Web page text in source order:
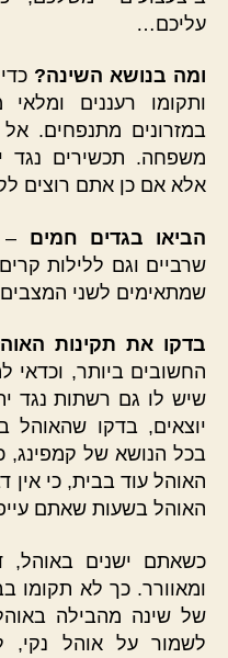
עליכם…
ומה בנושא השינה?
ותקומו רעננים
במזרונים מתנפחים.
משפחה. תכשירים נגד
אלא אם כן אתם רוצים
הביאו בגדים חמים –
שרביים וגם ללילות
שמתאימים לשני
בדקו את תקינות
החשובים ביותר, וכדאי
שיש לו גם רשתות נגד
יוצאים, בדקו
בכל הנושא של
האוהל עוד בבית, כי
האוהל בשעות שאתם
כשאתם ישנים באוהל,
ומאוורר. כך לא תקומו
של שינה מהבילה
לשמור על אוהל נקי,